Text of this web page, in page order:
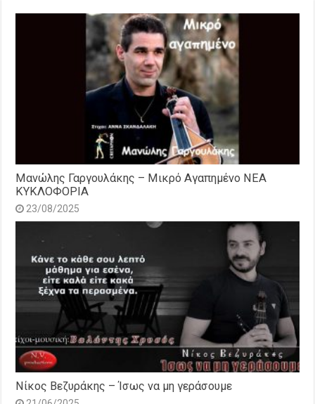
Μανώλης Γαργουλάκης – Μικρό Αγαπημένο NEΑ
ΚΥΚΛΟΦΟΡΙΑ
23/08/2025
Νίκος Βεζυράκης – Ίσως να μη γεράσουμε